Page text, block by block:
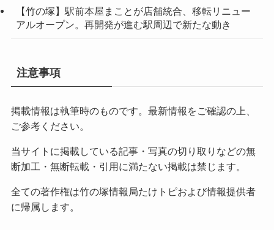
【竹の塚】駅前本屋まことが店舗統合、移転リニュー
アルオープン。再開発が進む駅周辺で新たな動き
注意事項
掲載情報は執筆時のものです。最新情報をご確認の上、
ご参考ください。
当サイトに掲載している記事・写真の切り取りなどの無
断加工・無断転載・引用に満たない掲載は禁じます。
全ての著作権は竹の塚情報局たけトピおよび情報提供者
に帰属します。